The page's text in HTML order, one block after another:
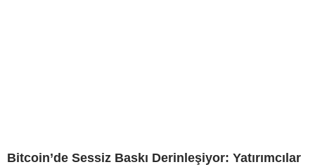
Bitcoin’de Sessiz Baskı Derinleşiyor: Yatırımcılar